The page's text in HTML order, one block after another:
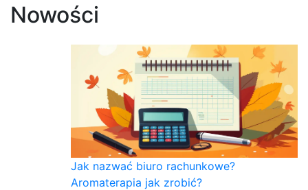
Nowości
Jak nazwać biuro rachunkowe?
Aromaterapia jak zrobić?